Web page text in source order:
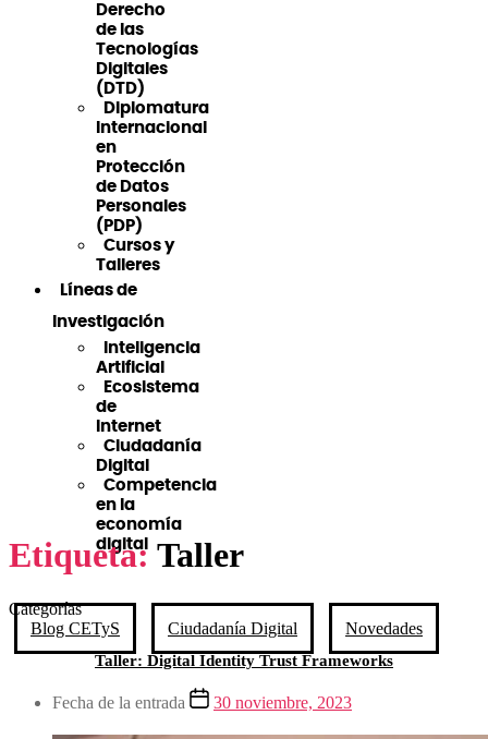
Derecho
de las
Tecnologías
Digitales
(DTD)
Diplomatura
Internacional
en
Protección
de Datos
Personales
(PDP)
Cursos y
Talleres
Líneas de
Investigación
Inteligencia
Artificial
Ecosistema
de
Internet
Ciudadanía
Digital
Competencia
en la
economía
digital
Etiqueta: Taller
Categorías
Blog CETyS
Ciudadanía Digital Novedades
Taller: Digital Identity Trust Frameworks
Fecha de la entrada 30 noviembre, 2023